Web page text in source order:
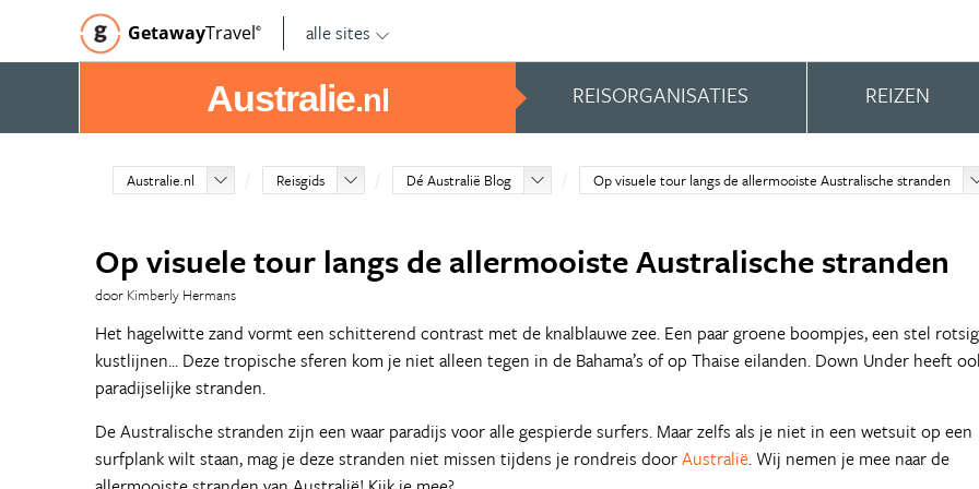
GetawayTravel© alle sites
Australie.nl REISORGANISATIES REIZEN
Australie.nl Reisgids Dé Australië Blog Op visuele tour langs de allermooiste Australische stranden
Op visuele tour langs de allermooiste Australische stranden
door Kimberly Hermans
Het hagelwitte zand vormt een schitterend contrast met de knalblauwe zee. Een paar groene boompjes, een stel
kustlijnen... Deze tropische sferen kom je niet alleen tegen in de Bahama’s of op Thaise eilanden. Down Under heeft
paradijselijke stranden.
De Australische stranden zijn een waar paradijs voor alle gespierde surfers. Maar zelfs als je niet in een wetsuit op een
surfplank wilt staan, mag je deze stranden niet missen tijdens je rondreis doorAustralië. Wij nemen je mee naar de